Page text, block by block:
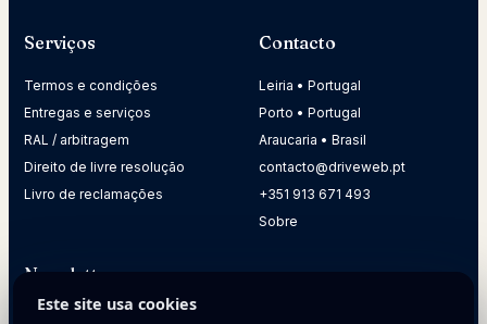
Serviços
Termos e condições
Entregas e serviços
RAL / arbitragem
Direito de livre resolução
Livro de reclamações
Contacto
Leiria • Portugal
Porto • Portugal
Araucaria • Brasil
contacto@driveweb.pt
+351 913 671 493
Sobre
Newsletter
Este site usa cookies